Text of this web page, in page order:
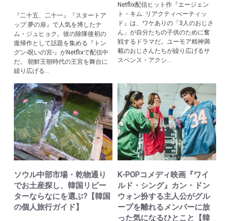
『二十五、二十一』『スタートア
ップ:夢の扉』で人気を博したナ
ム・ジュヒョク。彼の除隊後初の
復帰作として話題を集める『トン
グン-呪いの宮-』がNetflixで配信中
だ。 朝鮮王朝時代の王宮を舞台に
繰り広げる...
Netflix配信ヒット作『エージェン
ト・キム: リアクティべーティッ
ド』は、ワケありの「3人のおじさ
ん」が自分たちの子供のために奮
戦するドラマだ。ユーモア精神満
載のおじさんたちが繰り広げるサ
スペンス・アクシ...
ソウル中部市場・乾物通り
でお土産探し、韓国リピー
ターならなにを選ぶ?【韓国
の個人旅行ガイド】
K-POPコメディ映画『ワイ
ルド・シング』カン・ドン
ウォン扮する主人公がグル
ープを離れるメンバーに放
った気になるひとこと【韓